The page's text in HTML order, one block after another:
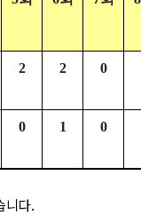
2 2 0
0 1 0
니다.